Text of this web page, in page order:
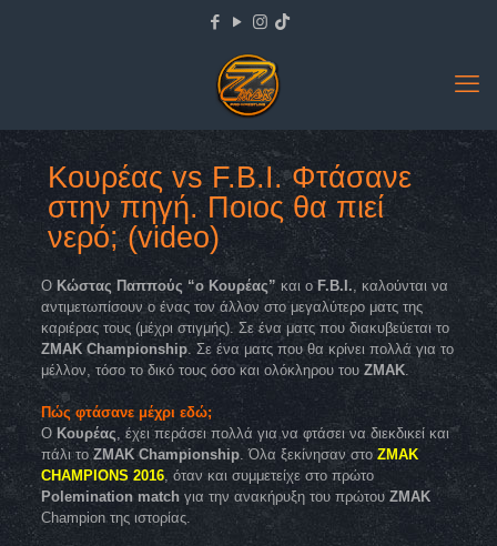
Κουρέας vs F.B.I. Φτάσανε
στην πηγή. Ποιος θα πιεί
νερό; (video)
ΟΚώστας Παππούς “ο Κουρέας” και ο F.B.I., καλούνται να
αντιμετωπίσουν ο ένας τον άλλον στο μεγαλύτερο ματς της
καριέρας τους (μέχρι στιγμής). Σε ένα ματς που διακυβεύεται το
ZMAK Championship. Σε ένα ματς που θα κρίνει πολλά για το
μέλλον, τόσο το δικό τους όσο και ολόκληρου του ΖΜΑΚ.
Πώς φτάσανε μέχρι εδώ;
Ο Κουρέας, έχει περάσει πολλά για να φτάσει να διεκδικεί και
πάλι τοZMAK Championship. Όλα ξεκίνησαν στο ZMAK
CHAMPIONS 2016, όταν και συμμετείχε στο πρώτο
Polemination matchγια την ανακήρυξη του πρώτουZMAK
Champion της ιστορίας.